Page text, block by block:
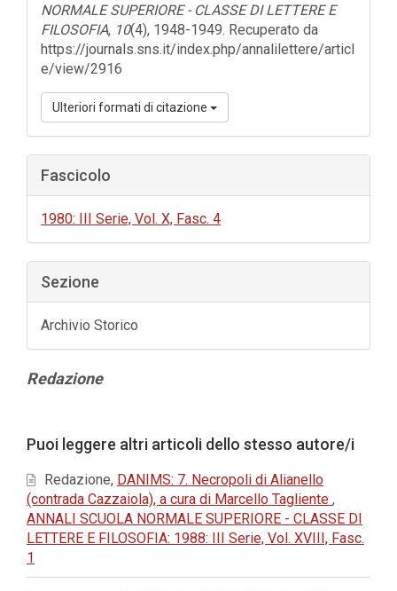
NORMALE SUPERIORE - CLASSE DI LETTERE E
FILOSOFIA, 10(4), 1948-1949. Recuperato da
https://journals.sns.it/index.php/annalilettere/articl
e/view/2916
Ulteriori formati di citazione
Fascicolo
1980: III Serie, Vol. X, Fasc. 4
Sezione
Archivio Storico
Contenuto
Redazione
dell'articolo
Puoi leggere altri articoli dello stesso autore/i
Redazione, DANIMS: 7. Necropoli di Alianello
(contrada Cazzaiola), a cura di Marcello Tagliente ,
ANNALI SCUOLA NORMALE SUPERIORE - CLASSE DI
LETTERE E FILOSOFIA: 1988: III Serie, Vol. XVIII, Fasc.
1